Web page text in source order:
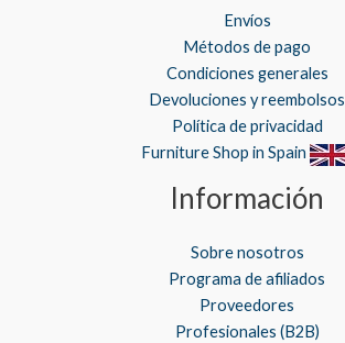
Envíos
Métodos de pago
Condiciones generales
Devoluciones y reembolsos
Política de privacidad
Furniture Shop in Spain
Información
Sobre nosotros
Programa de afiliados
Proveedores
Profesionales (B2B)